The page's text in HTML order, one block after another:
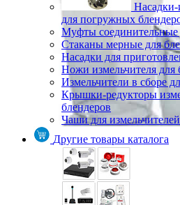
Насадки-
для погружных
Муфты соединительные
Стаканы мерные для
Насадки для
Ножи измельчителя для
Измельчители в сборе
Крышки-редукторы
блендеров
Чаши для
Другие товары каталога